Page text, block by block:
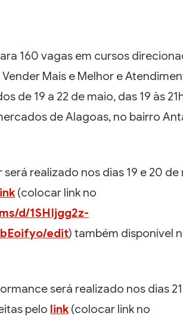
160 vagas em cursos
Mais e Melhor e
de 19 a 22 de maio, das 19 às
de Alagoas, no bairro
realizado nos dias 19 e 20 de
(colocar link no
d/1SHIjgg2z-
edit) também disponível
será realizado nos dias 21
pelo link (colocar link no